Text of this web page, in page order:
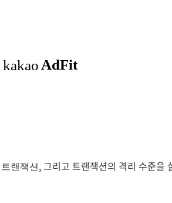
트랜잭션, 그리고 트랜잭션의 격리 수준을